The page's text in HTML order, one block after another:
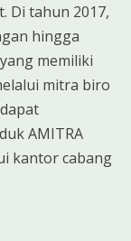
Di tahun 2017,
hingga
memiliki
mitra biro
AMITRA
kantor cabang